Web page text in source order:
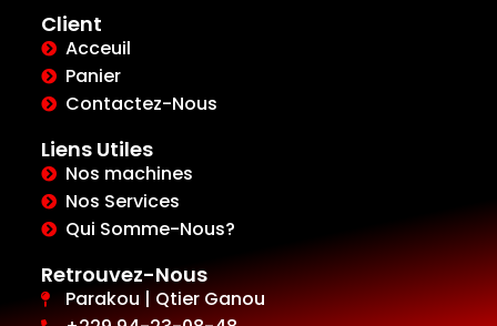
Client
Acceuil
Panier
Contactez-Nous
Liens Utiles
Nos machines
Nos Services
Qui Somme-Nous?
Retrouvez-Nous
Parakou | Qtier Ganou